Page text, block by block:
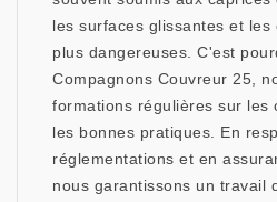
les surfaces glissantes et
plus dangereuses. C'est
Compagnons Couvreur 25,
formations régulières sur les
les bonnes pratiques. En
réglementations et en
nous garantissons un travail